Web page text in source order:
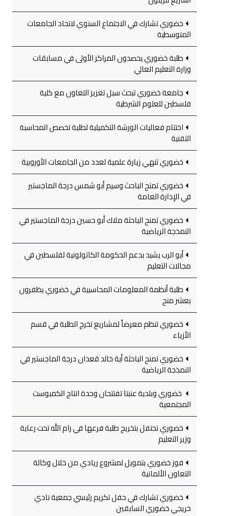
خضوري تشارك في الاجتماع السنوي لاتحاد الجامعات
المتوسطية
طلبة خضوري يحصدون المراكز الأولى في مسابقات
وزارة التعليم العالي
جامعة خضوري تبحث سبل تعزيز التعاون مع كلية
فلسطين للعلوم الشرطية
اختتام فعاليات الورشة التكميلية لطلبة تخصص المحاسبة
التقنية
خضوري تنهي زيارة علمية لعدد من الجامعات الأوروبية
خضوري تمنح الباحث وسيم أبو شمس درجة الماجستير
في الإدارة العامة
خضوري تمنح الباحثة ملاك أبو حسين درجة الماجستير في
النمذجة الرياضية
أبو الرب يشيد بدعم الحكومة الكاتولونية لفلسطين في
مجالات التعليم
طلبة أنظمة المعلومات المحاسبية في خضوري يظفرون
بعشر منح
خضوري تنظم معرضاً لمشاريع تخرج الطلبة في قسم
الأزياء
خضوري تمنح الباحثة أية خالد قعدان درجة الماجستير في
النمذجة الرياضية
خضوري وبلدية عنبتا تفتتحان وحدة انتاج الكمبوست
المجتمعية
خضوري تحتفل بتخريج طلبة فرعها في رام الله تحت رعاية
وزير التعليم
فوز خضوري بتمويل لمشروع ريادي من خلال وكالة
التعاون الألمانية
خضوري تشارك في حفل تكريم رئيسي جمعية نادي
خريجي خضوري السابقين